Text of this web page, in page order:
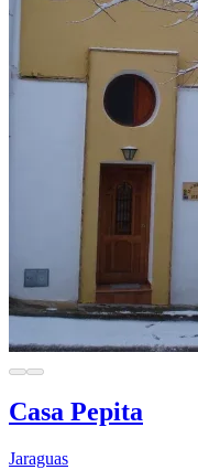
Casa Pepita
Jaraguas